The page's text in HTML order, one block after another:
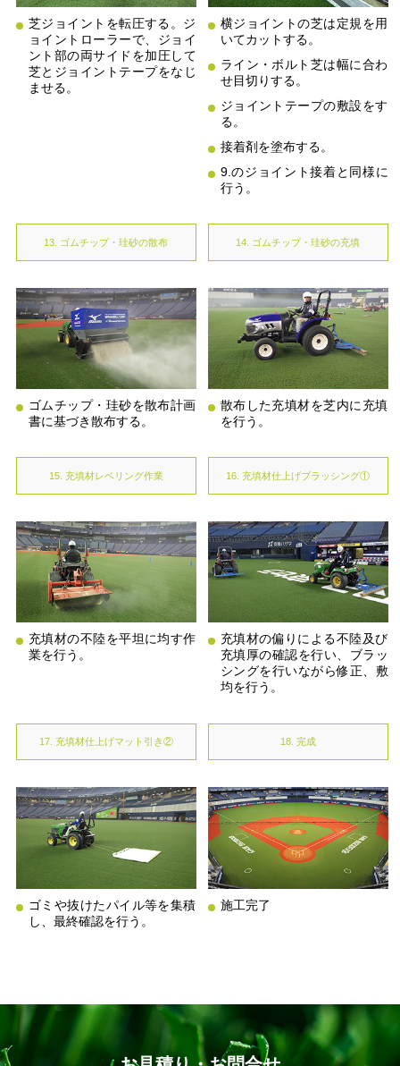
芝ジョイントを転圧する。ジ
ョイントローラーで、ジョイ
ント部の両サイドを加圧して
芝とジョイントテープをなじ
ませる。
横ジョイントの芝は定規を用
いてカットする。
ライン・ボルト芝は幅に合わ
せ目切りする。
ジョイントテープの敷設をす
る。
接着剤を塗布する。
9.のジョイント接着と同様に
行う。
13. ゴムチップ・珪砂の散布
ゴムチップ・珪砂を散布計画
書に基づき散布する。
14. ゴムチップ・珪砂の充填
散布した充填材を芝内に充填
を行う。
15. 充填材レベリング作業
充填材の不陸を平坦に均す作
業を行う。
16. 充填材仕上げブラッシング①
充填材の偏りによる不陸及び
充填厚の確認を行い、ブラッ
シングを行いながら修正、敷
均を行う。
17. 充填材仕上げマット引き②
ゴミや抜けたパイル等を集積
し、最終確認を行う。
18. 完成
施工完了